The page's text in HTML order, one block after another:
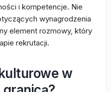
i kompetencje. Nie
wynagrodzenia
element rozmowy, który
rekrutacji.
w